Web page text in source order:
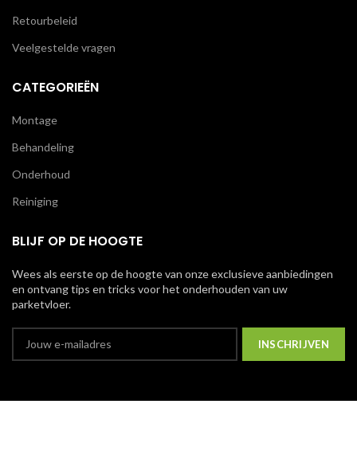
Retourbeleid
Veelgestelde vragen
CATEGORIEËN
Montage
Behandeling
Onderhoud
Reiniging
BLIJF OP DE HOOGTE
Wees als eerste op de hoogte van onze exclusieve aanbiedingen
en ontvang tips en tricks voor het onderhouden van uw
parketvloer.